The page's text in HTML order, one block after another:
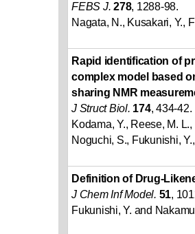
FEBS J. 278, 1288-98.
Nagata, N., Kusakari, Y.,
Rapid identification of
complex model based
sharing NMR
J Struct Biol. 174, 434-42.
Kodama, Y., Reese, M.
Noguchi, S., Fukunishi,
Definition of Drug-
J Chem Inf Model. 51,
Fukunishi, Y. and